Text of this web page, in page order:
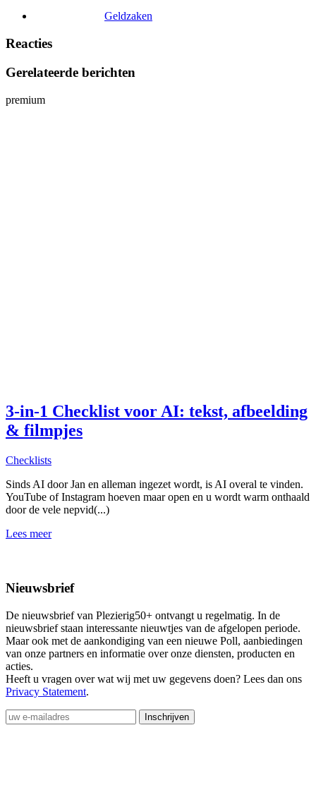
Geldzaken
Reacties
Gerelateerde berichten
premium
3-in-1 Checklist voor AI: tekst, afbeelding
& filmpjes
Checklists
Sinds AI door Jan en alleman ingezet wordt, is AI overal te vinden.
YouTube of Instagram hoeven maar open en u wordt warm onthaald
door de vele nepvid(...)
Lees meer
Nieuwsbrief
De nieuwsbrief van Plezierig50+ ontvangt u regelmatig. In de
nieuwsbrief staan interessante nieuwtjes van de afgelopen periode.
Maar ook met de aankondiging van een nieuwe Poll, aanbiedingen
van onze partners en informatie over onze diensten, producten en
acties.
Heeft u vragen over wat wij met uw gegevens doen? Lees dan ons
Privacy Statement.